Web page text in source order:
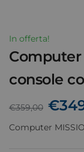
In offerta!
Computer
console
€359,00 €
Computer